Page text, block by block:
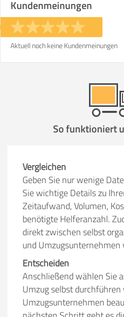
Kundenmeinungen
Aktuell noch keine Kundenmeinungen
So funktioniert
Vergleichen
Geben Sie nur wenige
Sie wichtige Details zu
Zeitaufwand, Volumen,
benötigte Helferanzahl.
direkt zwischen selbst
und Umzugsunternehmen
Entscheiden
Anschließend wählen Sie
Umzug selbst
Umzugsunternehmen